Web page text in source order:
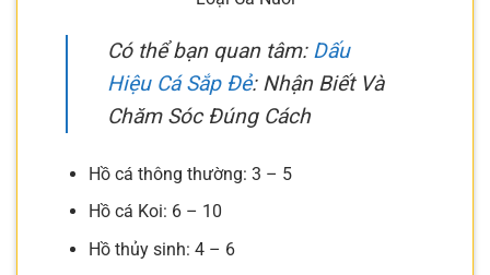
Có thể bạn quan tâm: Dấu
Hiệu Cá Sắp Đẻ: Nhận Biết Và
Chăm Sóc Đúng Cách
Hồ cá thông thường: 3 – 5
Hồ cá Koi: 6 – 10
Hồ thủy sinh: 4 – 6